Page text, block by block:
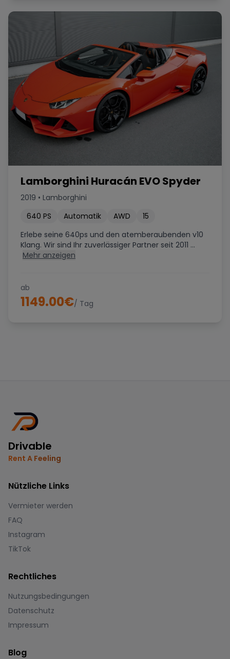
Lamborghini Huracán EVO Spyder
2019 • Lamborghini
640 PS Automatik AWD
15
Erlebe seine 640ps und den atemberaubenden v10
Klang. Wir sind Ihr zuverlässiger Partner seit 2011 ...
Mehr anzeigen
ab
1149.00€/ Tag
Drivable
Rent A Feeling
Nützliche Links
Vermieter werden
FAQ
Instagram
TikTok
Rechtliches
Nutzungsbedingungen
Datenschutz
Impressum
Blog